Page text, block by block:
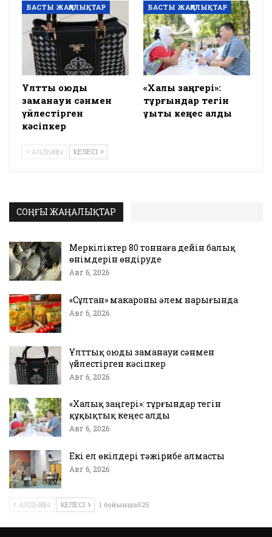
БАСТЫ ЖАҢАЛЫҚТАР
Ұлттық оюды
заманауи сәнмен
үйлестірген
кәсіпкер
БАСТЫ ЖАҢАЛЫҚТАР
«Халық заңгері»:
тұрғындар тегін
құқықтық кеңес алды
АЛДЫҢҒЫ КЕЛЕСІ
СОҢҒЫ ЖАҢАЛЫҚТАР
Меркіліктер 80 тоннаға дейін балық
өнімдерін өндіруде
Авг 6, 2026
«Сұлтан» макароны әлем нарығында
Авг 6, 2026
Ұлттық оюды заманауи сәнмен
үйлестірген кәсіпкер
Авг 6, 2026
«Халық заңгері»: тұрғындар тегін
құқықтық кеңес алды
Авг 6, 2026
Екі ел өкілдері тәжірибе алмасты
Авг 6, 2026
АЛДЫҢҒЫ КЕЛЕСІ 1 бойынша525